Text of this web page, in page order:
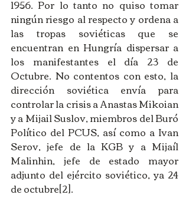
1956. Por lo tanto no quiso tomar
ningún riesgo al respecto y ordena a
las tropas soviéticas que se
encuentran en Hungría dispersar a
los manifestantes el día 23 de
Octubre. No contentos con esto, la
dirección soviética envía para
controlar la crisis a Anastas Mikoian
y a Mijail Suslov, miembros del Buró
Político del PCUS, así como a Ivan
Serov, jefe de la KGB y a Mijaíl
Malinhin, jefe de estado mayor
adjunto del ejército soviético, ya 24
de octubre[2].